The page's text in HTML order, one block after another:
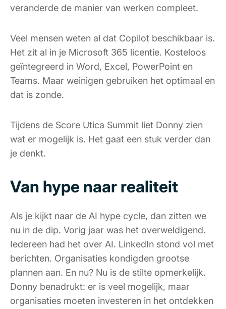
veranderde de manier van werken compleet.
Veel mensen weten al dat Copilot beschikbaar is.
Het zit al in je Microsoft 365 licentie. Kosteloos
geïntegreerd in Word, Excel, PowerPoint en
Teams. Maar weinigen gebruiken het optimaal en
dat is zonde.
Tijdens de Score Utica Summit liet Donny zien
wat er mogelijk is. Het gaat een stuk verder dan
je denkt.
Van hype naar realiteit
Als je kijkt naar de AI hype cycle, dan zitten we
nu in de dip. Vorig jaar was het overweldigend.
Iedereen had het over AI. LinkedIn stond vol met
berichten. Organisaties kondigden grootse
plannen aan. En nu? Nu is de stilte opmerkelijk.
Donny benadrukt: er is veel mogelijk, maar
organisaties moeten investeren in het ontdekken